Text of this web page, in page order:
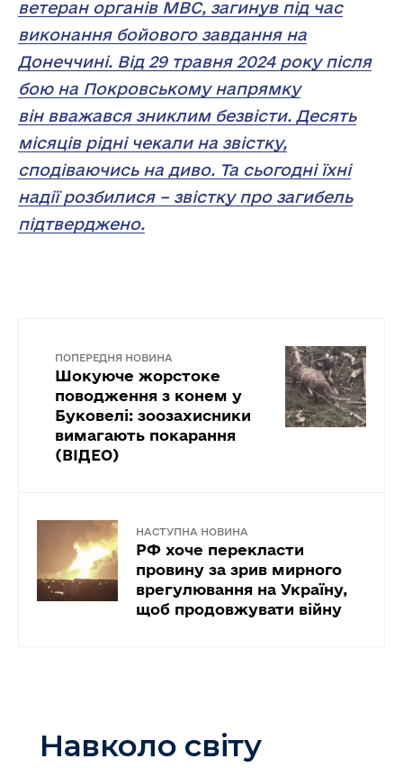
ветеран органів МВС, загинув під час
виконання бойового завдання на
Донеччині. Від 29 травня 2024 року після
бою на Покровському напрямку
він вважався зниклим безвісти. Десять
місяців рідні чекали на звістку,
сподіваючись на диво. Та сьогодні їхні
надії розбилися – звістку про загибель
підтверджено.
ПОПЕРЕДНЯ НОВИНА
Шокуюче жорстоке
поводження з конем у
Буковелі: зоозахисники
вимагають покарання
(ВІДЕО)
НАСТУПНА НОВИНА
РФ хоче перекласти
провину за зрив мирного
врегулювання на Україну,
щоб продовжувати війну
Навколо світу